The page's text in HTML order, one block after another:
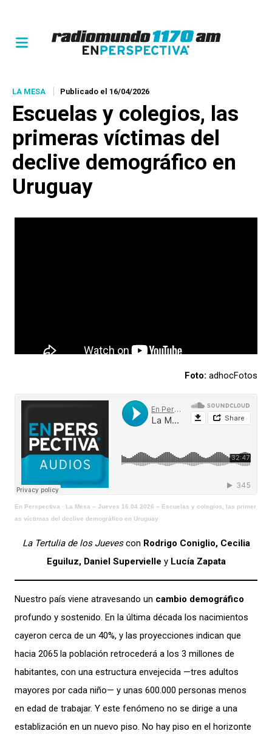
LA MESA Publicado el 16/04/2026
Escuelas y colegios, las
primeras víctimas del
declive demográfico en
Uruguay
Foto: adhocFotos
En Perspectiva · La Mesa – Jueves 16.04.2026 – Escuelas y colegios, las primer
as víctimas del declive demográfico en Uruguay
La Tertulia de los Juevescon Rodrigo Coniglio, Cecilia
Eguiluz, Daniel Supervielle y Lucía Zapata
Nuestro país viene atravesando un cambio demográfico
profundo y sostenido. En la última década los nacimientos
cayeron cerca de un 40%, y las proyecciones indican que
hacia 2065 la población retrocederá a los 3 millones de
habitantes, con una estructura envejecida —tres adultos
mayores por cada niño— y unas 600.000 personas menos
en edad de trabajar. Y este fenómeno no se dirige a una
establización en un nuevo piso. No hay piso en el horizonte